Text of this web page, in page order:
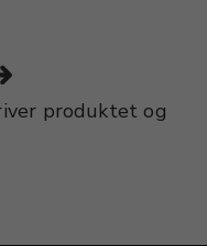
produktet og